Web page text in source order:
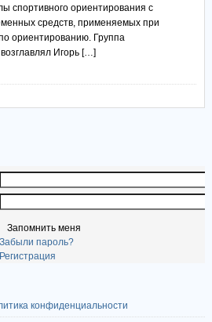
спортивного ориентирования с
средств, применяемых при
ориентированию. Группа
Игорь […]
Запомнить меня
Забыли пароль?
Регистрация
конфиденциальности